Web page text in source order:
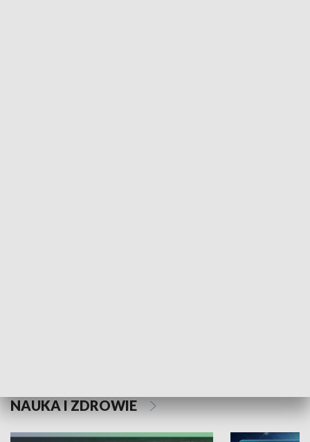
NAUKA I ZDROWIE